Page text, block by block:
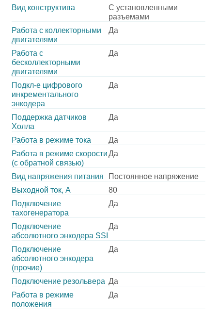
Вид конструктива
С установленными
разъемами
Работа с коллекторными
двигателями
Да
Работа с
бесколлекторными
двигателями
Да
Подкл-е цифрового
инкрементального
энкодера
Да
Поддержка датчиков
Холла
Да
Работа в режиме тока
Да
Работа в режиме скорости
(с обратной связью)
Да
Вид напряжения питания
Постоянное напряжение
Выходной ток, А
80
Подключение
тахогенератора
Да
Подключение
абсолютного энкодера SSI
Да
Подключение
абсолютного энкодера
(прочие)
Да
Подключение резольвера Да
Работа в режиме
положения
Да